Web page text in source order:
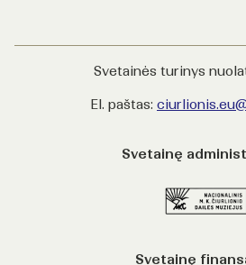
Svetainės turinys
El. paštas:
Svetainę
Svetainę